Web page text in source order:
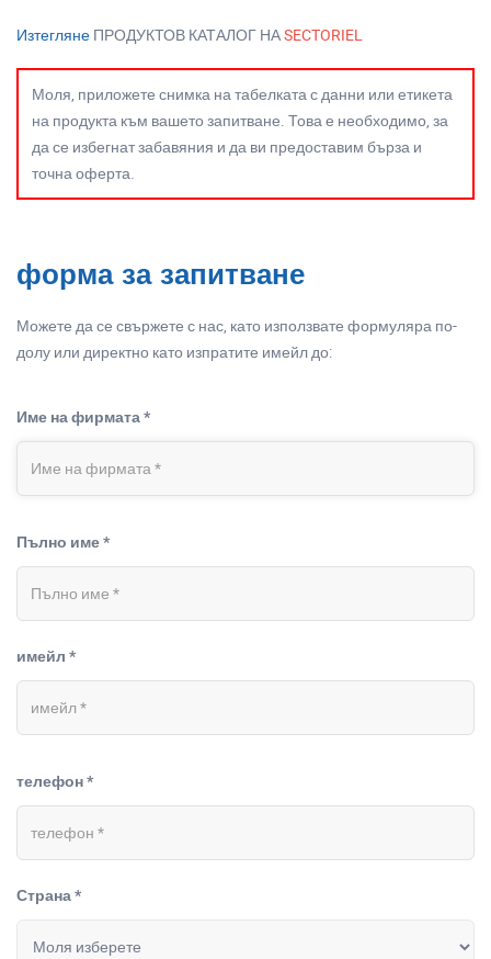
Изтегляне ПРОДУКТОВ КАТАЛОГ НАSECTORIEL
Моля, приложете снимка на табелката с данни или етикета
на продукта към вашето запитване. Това е необходимо, за
да се избегнат забавяния и да ви предоставим бърза и
точна оферта.
форма за запитване
Можете да се свържете с нас, като използвате формуляра по-
долу или директно като изпратите имейл до:
Име на фирмата *
Пълно име *
имейл *
телефон *
Страна *